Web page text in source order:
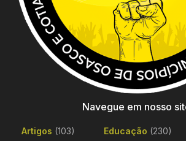
Navegue em nosso
Artigos (103)
Educação (230)